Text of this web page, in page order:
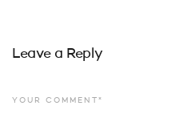
Leave a Reply
YOUR COMMENT*